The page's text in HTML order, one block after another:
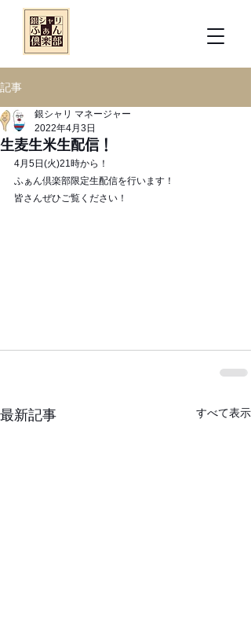
記事
生麦生米生配信！
銀シャリ マネージャー
2022年4月3日
4月5日(火)21時から！
ふぁん倶楽部限定生配信を行います！
皆さんぜひご覧ください！
最新記事 すべて表示